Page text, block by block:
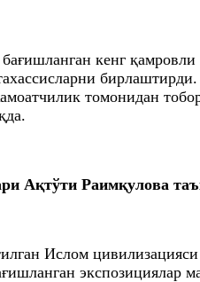
кенг
томонидан
Ақтўти Раимқулова
Ислом
экспозициялар